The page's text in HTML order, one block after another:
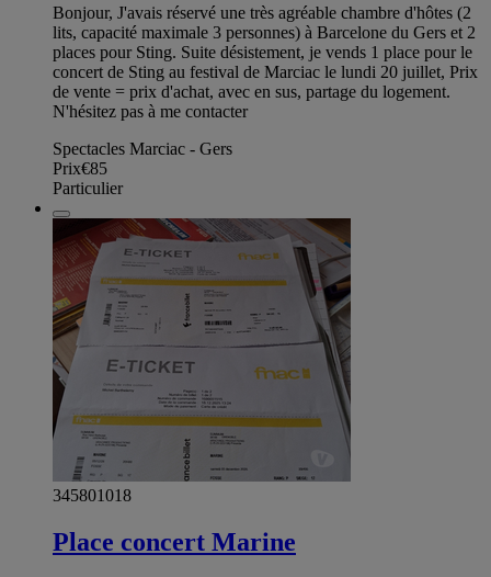
Bonjour, J'avais réservé une très agréable chambre d'hôtes (2
lits, capacité maximale 3 personnes) à Barcelone du Gers et 2
places pour Sting. Suite désistement, je vends 1 place pour le
concert de Sting au festival de Marciac le lundi 20 juillet, Prix
de vente = prix d'achat, avec en sus, partage du logement.
N'hésitez pas à me contacter
Spectacles Marciac - Gers
Prix€85
Particulier
345801018
Place concert Marine